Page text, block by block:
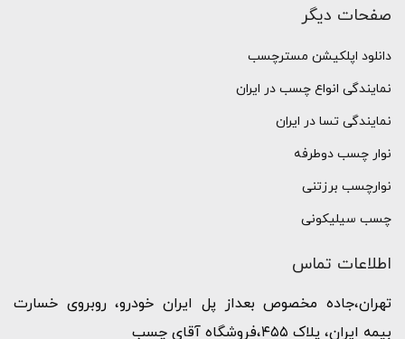
صفحات دیگر
دانلود اپلکیشن مسترچسب
نمایندگی انواع چسب در ایران
نمایندگی تسا در ایران
نوار چسب دوطرفه
نوارچسب برزتنی
چسب سیلیکونی
اطلاعات تماس
تهران،جاده مخصوص بعداز پل ایران خودرو، روبروی خسارت
بیمه ایران، پلاک ۴۵۵،فروشگاه آقای چسب